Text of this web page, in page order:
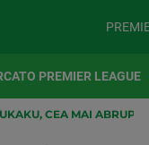
PREMIER LEAGUE
CEA MAI